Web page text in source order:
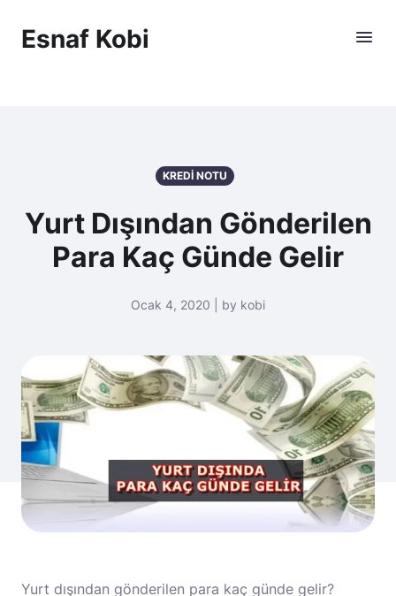
Esnaf Kobi
KREDİ NOTU
Yurt Dışından Gönderilen
Para Kaç Günde Gelir
Ocak 4, 2020 | by kobi
Yurt dışından gönderilen para kaç günde gelir?